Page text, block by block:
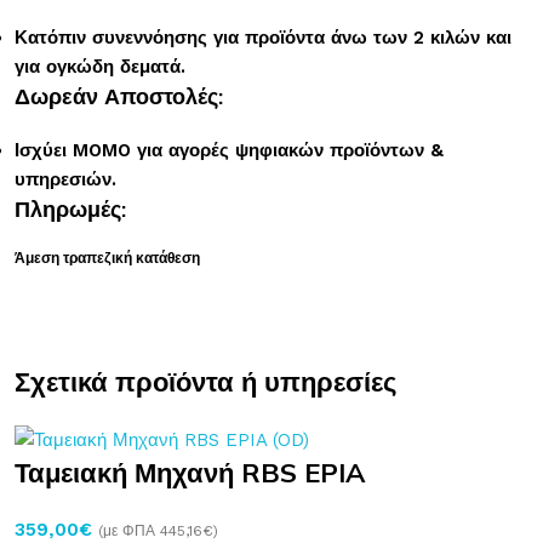
Κατόπιν συνεννόησης για προϊόντα άνω των 2 κιλών και
για ογκώδη δεματά.
Δωρεάν Αποστολές:
Ισχύει MOMO για αγορές ψηφιακών προϊόντων &
υπηρεσιών.
Πληρωμές:
Άμεση τραπεζική κατάθεση
Σχετικά προϊόντα ή υπηρεσίες
Ταμειακή Μηχανή RBS EPIA
359,00€ (με ΦΠΑ 445,16€)